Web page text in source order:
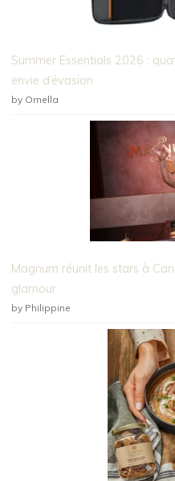
Summer Essentials 2026 :
envie d’évasion
by Ornella
Magnum réunit les stars à
glamour
by Philippine